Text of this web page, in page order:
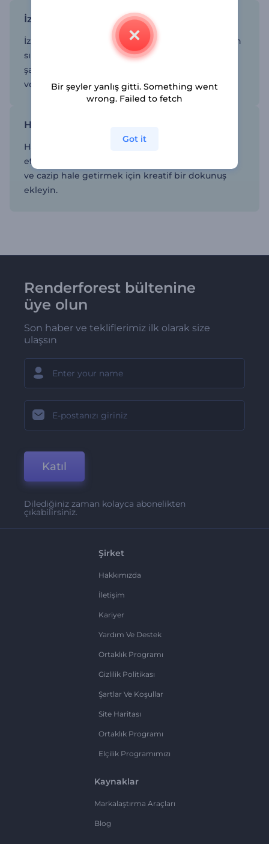
İzleyicilerin hayal gücüne hitap edin
İzleyicileri büyüleyen çizgi film seçenekleri varken
sıradan görseller ile yetinmeyin. Çizgi film
şablonlarımızı kullanarak kalıcı etki bırakan keyifli
ve etkili animasyonlar oluşturun.
Hazır animasyon içeriklerini kişiselleştirin
Hazır animasyonları kendi metin, resim ve
efektleriniz ile değiştirin. Çizgi filminizi benzersiz
ve cazip hale getirmek için kreatif bir dokunuş
ekleyin.
Renderforest bültenine
üye olun
Son haber ve tekliflerimiz ilk olarak size
ulaşsın
Katıl
Dilediğiniz zaman kolayca abonelikten
çıkabilirsiniz.
Şirket
Hakkımızda
İletişim
Kariyer
Yardım Ve Destek
Ortaklık Programı
Gizlilik Politikası
Şartlar Ve Koşullar
Site Haritası
Ortaklık Programı
Elçilik Programımızı
Kaynaklar
Markalaştırma Araçları
Blog
Bir şeyler yanlış gitti. Something went
wrong. Failed to fetch
Got it